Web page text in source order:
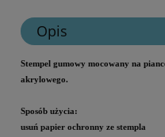
Opis
Stempel gumowy mocowany na
akrylowego.
Sposób użycia:
usuń papier ochronny ze stempla